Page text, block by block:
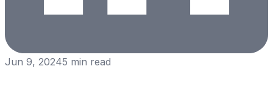
Jun 9, 20245 min read